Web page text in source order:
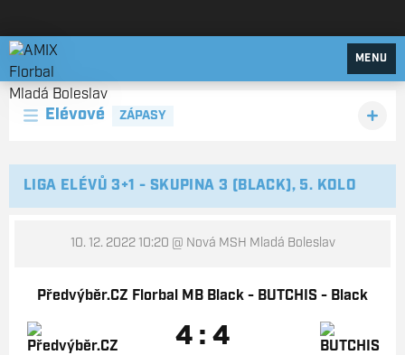
AMIX Florbal Mladá Boleslav
MENU
Elévové ZÁPASY
LIGA ELÉVŮ 3+1 - SKUPINA 3 (BLACK), 5. KOLO
10. 12. 2022 10:20 @ Nová MSH Mladá Boleslav
Předvýběr.CZ Florbal MB Black - BUTCHIS - Black
4 : 4